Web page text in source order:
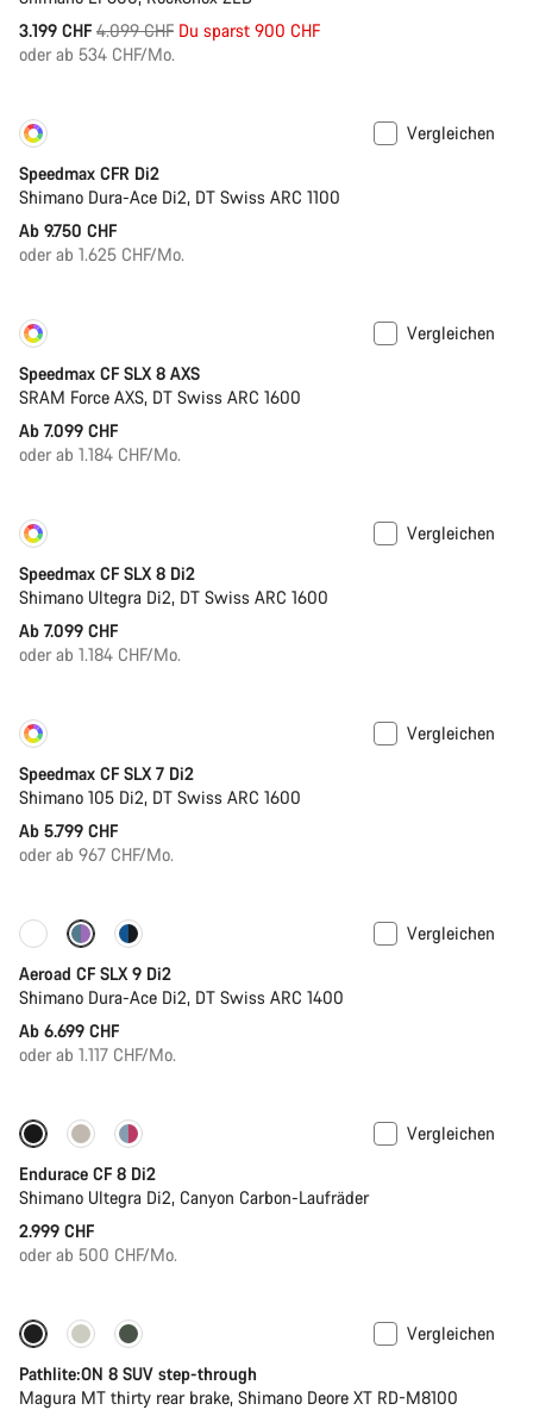
3.199 CHF Ursprungspreis
4.099 CHF Du sparst 900 CHF
oder ab 534 CHF/Mo.
Vergleichen
Speedmax CFR Di2
Shimano Dura-Ace Di2, DT Swiss ARC 1100
Ab 9.750 CHF
oder ab 1.625 CHF/Mo.
Vergleichen
Speedmax CF SLX 8 AXS
SRAM Force AXS, DT Swiss ARC 1600
Ab 7.099 CHF
oder ab 1.184 CHF/Mo.
Vergleichen
Speedmax CF SLX 8 Di2
Shimano Ultegra Di2, DT Swiss ARC 1600
Ab 7.099 CHF
oder ab 1.184 CHF/Mo.
Vergleichen
Speedmax CF SLX 7 Di2
Shimano 105 Di2, DT Swiss ARC 1600
Ab 5.799 CHF
oder ab 967 CHF/Mo.
Anpassen
Vergleichen
Aeroad CF SLX 9 Di2
Shimano Dura-Ace Di2, DT Swiss ARC 1400
Ab 6.699 CHF
oder ab 1.117 CHF/Mo.
Vergleichen
Endurace CF 8 Di2
Shimano Ultegra Di2, Canyon Carbon-Laufräder
2.999 CHF
oder ab 500 CHF/Mo.
-13%
Vergleichen
Pathlite:ON 8 SUV step-through
Magura MT thirty rear brake, Shimano Deore XT RD-M8100